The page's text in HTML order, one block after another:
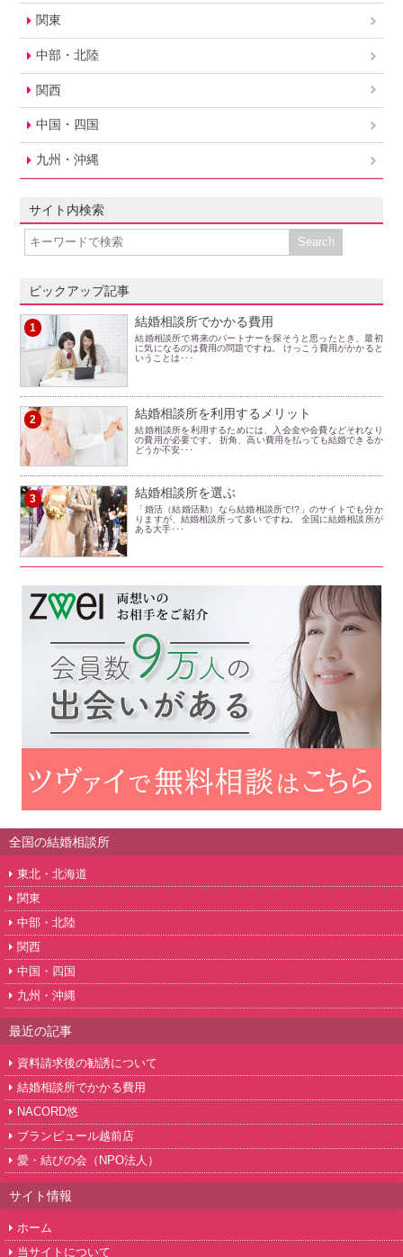
関東
中部・北陸
関西
中国・四国
九州・沖縄
サイト内検索
ピックアップ記事
1 結婚相談所でかかる費用
結婚相談所で将来のパートナーを探そうと思ったとき、最初
に気になるのは費用の問題ですね。 けっこう費用がかかると
いうことは･･･
2 結婚相談所を利用するメリット
結婚相談所を利用するためには、入会金や会費などそれなり
の費用が必要です。 折角、高い費用を払っても結婚できるか
どうか不安･･･
3 結婚相談所を選ぶ
「婚活（結婚活動）なら結婚相談所で!?」のサイトでも分か
りますが、結婚相談所って多いですね。 全国に結婚相談所が
ある大手･･･
全国の結婚相談所
東北・北海道
関東
中部・北陸
関西
中国・四国
九州・沖縄
最近の記事
資料請求後の勧誘について
結婚相談所でかかる費用
NACORD悠
ブランピュール越前店
愛・結びの会（NPO法人）
サイト情報
ホーム
当サイトについて